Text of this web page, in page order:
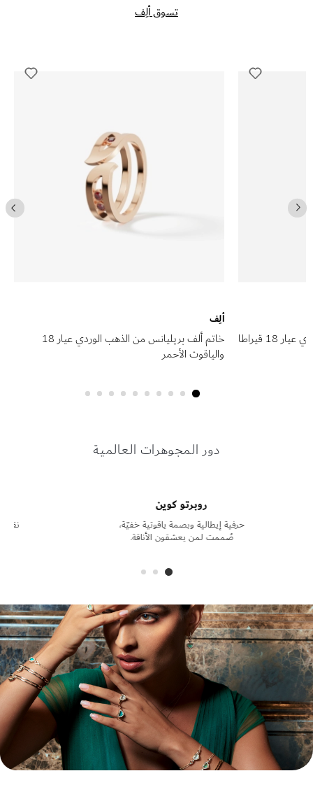
تسوق ألِف
ألِف
خاتم ألف بريليانس من الذهب الوردي عيار 18
والياقوت الأحمر
قلادة ألف بريليانس من الذهب الوردي عيار 18 قيراطا
دور المجوهرات العالمية
روبرتو كوين
روبرتو كوين
حرفية إيطالية وبصمة ياقوتية خفيّة،
صُممت لمن يعشقون الأناقة.